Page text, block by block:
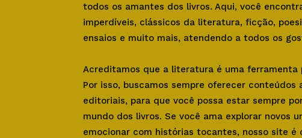
todos os amantes dos livros. Aqui, você
imperdíveis, clássicos da literatura, ficção,
ensaios e muito mais, atendendo a todos os
Acreditamos que a literatura é uma ferramenta
Por isso, buscamos sempre oferecer
editoriais, para que você possa estar sempre
mundo dos livros. Se você ama explorar novos
emocionar com histórias tocantes, nosso site é